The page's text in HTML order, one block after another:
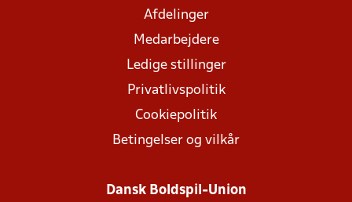
Afdelinger
Medarbejdere
Ledige stillinger
Privatlivspolitik
Cookiepolitik
Betingelser og vilkår
Dansk Boldspil-Union